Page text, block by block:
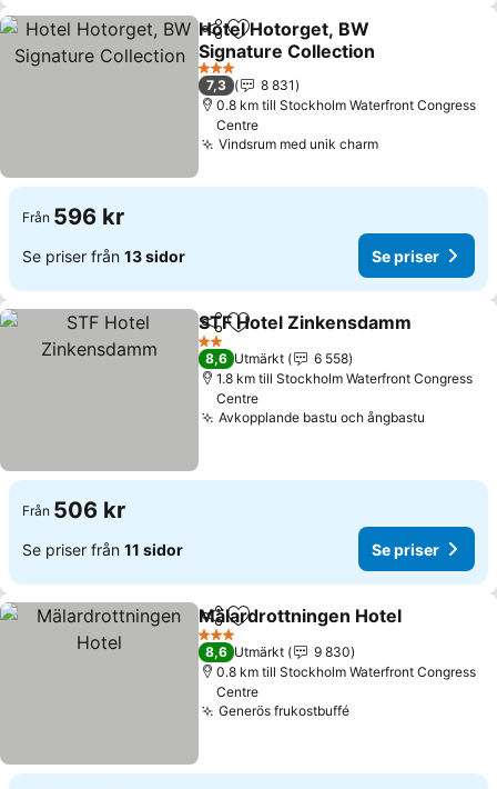
Dela Lägg till i Mina Favoriter
Hotel Hotorget, BW
Signature Collection
3 Stjärnor
7,3
8 831
0.8 km till Stockholm Waterfront Congress
Centre
Vindsrum med unik charm
Från 596 kr
Se priser från 13 sidor Se priser
Dela Lägg till i Mina Favoriter
STF Hotel Zinkensdamm
2 Stjärnor
8,6 Utmärkt
6 558
1.8 km till Stockholm Waterfront Congress
Centre
Avkopplande bastu och ångbastu
Från 506 kr
Se priser från 11 sidor Se priser
Dela Lägg till i Mina Favoriter
Mälardrottningen Hotel
3 Stjärnor
8,6 Utmärkt
9 830
0.8 km till Stockholm Waterfront Congress
Centre
Generös frukostbuffé